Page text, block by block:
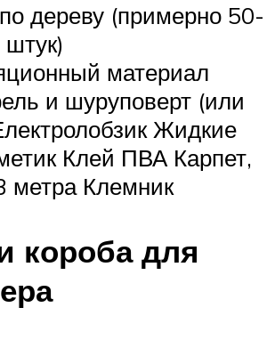
дереву (примерно 50-
материал
и шуруповерт (или
Жидкие
Клей ПВА Карпет,
метра Клемник
короба для